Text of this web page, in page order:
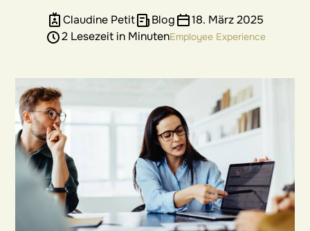
Claudine Petit Blog
18. März 2025
2 Lesezeit in MinutenEmployee Experience